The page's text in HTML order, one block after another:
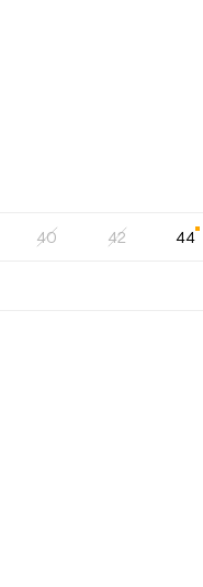
40 42 44